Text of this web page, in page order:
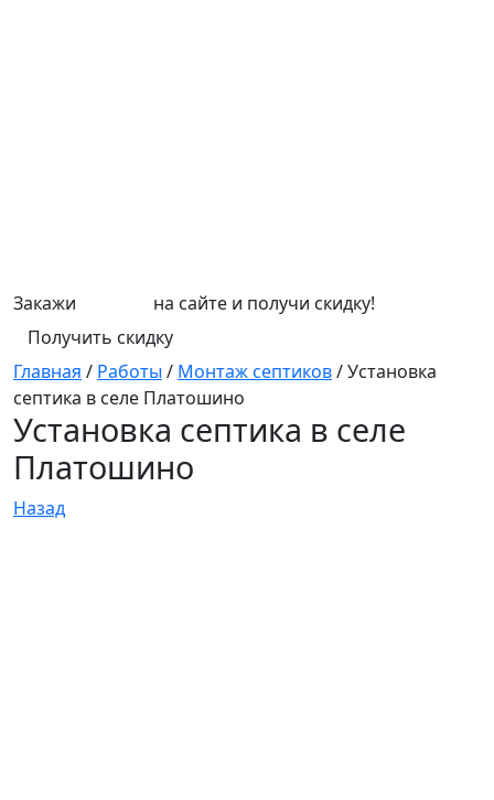
Закажи
на сайте и получи скидку!
Получить скидку
Главная / Работы / Монтаж септиков/Установка
септика в селе Платошино
Установка септика в селе
Платошино
Назад